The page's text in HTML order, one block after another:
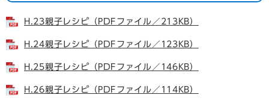
H.23親子レシピ（PDFファイル／213KB）
H.24親子レシピ（PDFファイル／123KB）
H.25親子レシピ（PDFファイル／146KB）
H.26親子レシピ（PDFファイル／114KB）